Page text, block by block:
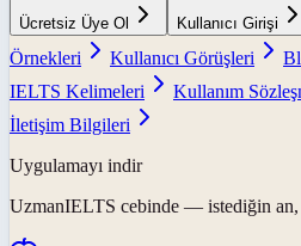
Ücretsiz Üye Ol Kullanıcı Girişi
Örnekleri
Kullanıcı Görüşleri
IELTS Kelimeleri
Kullanım
İletişim Bilgileri
Uygulamayı indir
UzmanIELTS cebinde — istediğin an,